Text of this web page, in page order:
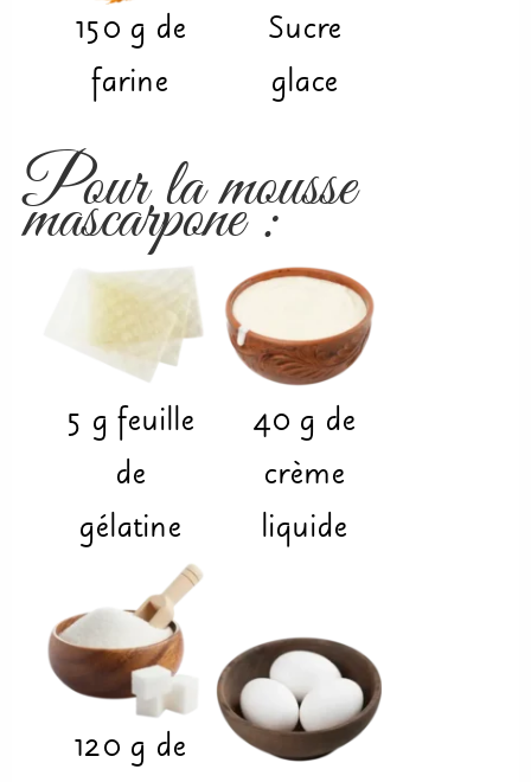
150 g de
farine
Sucre
glace
Pour la mousse
mascarpone :
5 g feuille
de
gélatine
40 g de
crème
liquide
120 g de